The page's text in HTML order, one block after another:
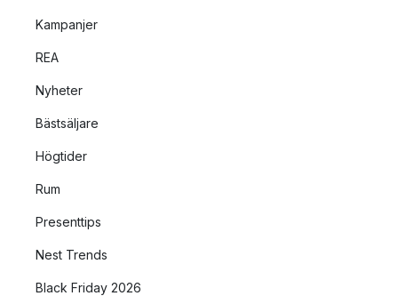
Kampanjer
REA
Nyheter
Bästsäljare
Högtider
Rum
Presenttips
Nest Trends
Black Friday 2026